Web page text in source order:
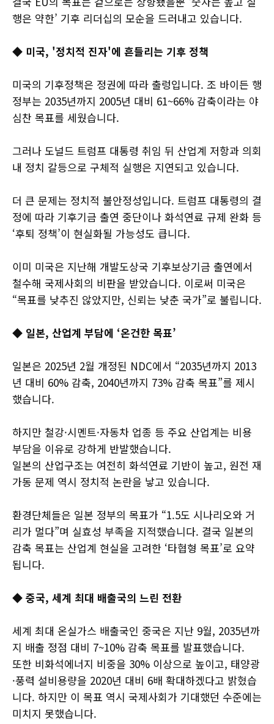
행은 약한’ 기후 리더십의 모순을 드러내고 있습니다.
◆ 미국, '정치적 진자'에 흔들리는 기후 정책
미국의 기후정책은 정권에 따라 출렁입니다. 조 바이든 행
정부는 2035년까지 2005년 대비 61~66% 감축이라는 야
심찬 목표를 세웠습니다.
그러나 도널드 트럼프 대통령 취임 뒤 산업계 저항과 의회
내 정치 갈등으로 구체적 실행은 지연되고 있습니다.
더 큰 문제는 정치적 불안정성입니다. 트럼프 대통령의 결
정에 따라 기후기금 출연 중단이나 화석연료 규제 완화 등
‘후퇴 정책’이 현실화될 가능성도 큽니다.
이미 미국은 지난해 개발도상국 기후보상기금 출연에서
철수해 국제사회의 비판을 받았습니다. 이로써 미국은
“목표를 낮추진 않았지만, 신뢰는 낮춘 국가”로 불립니다.
◆ 일본, 산업계 부담에 ‘온건한 목표’
일본은 2025년 2월 개정된 NDC에서 “2035년까지 2013
년 대비 60% 감축, 2040년까지 73% 감축 목표”를 제시
했습니다.
하지만 철강·시멘트·자동차 업종 등 주요 산업계는 비용
부담을 이유로 강하게 반발했습니다.
일본의 산업구조는 여전히 화석연료 기반이 높고, 원전 재
가동 문제 역시 정치적 논란을 낳고 있습니다.
환경단체들은 일본 정부의 목표가 “1.5도 시나리오와 거
리가 멀다”며 실효성 부족을 지적했습니다. 결국 일본의
감축 목표는 산업계 현실을 고려한 ‘타협형 목표’로 요약
됩니다.
◆ 중국, 세계 최대 배출국의 느린 전환
세계 최대 온실가스 배출국인 중국은 지난 9월, 2035년까
지 배출 정점 대비 7~10% 감축 목표를 발표했습니다.
또한 비화석에너지 비중을 30% 이상으로 높이고, 태양광
·풍력 설비용량을 2020년 대비 6배 확대하겠다고 밝혔습
니다. 하지만 이 목표 역시 국제사회가 기대했던 수준에는
미치지 못했습니다.